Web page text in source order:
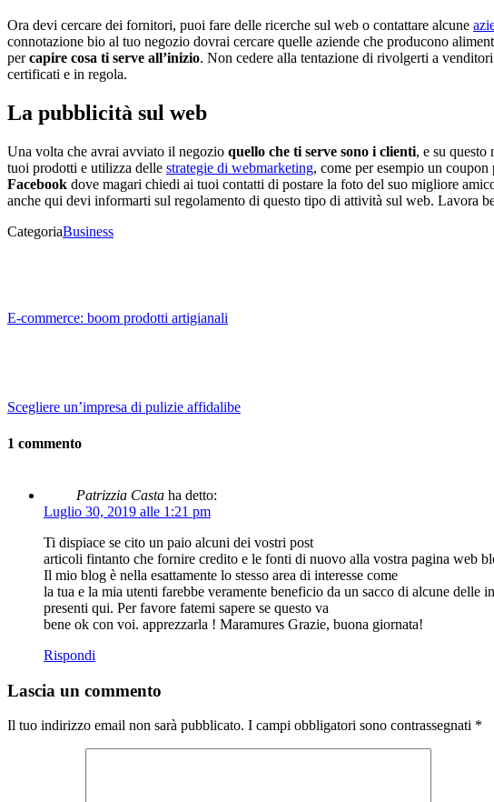
Ora devi cercare dei fornitori, puoi fare delle ricerche sul web o contattare alcune
connotazione bio al tuo negozio dovrai cercare quelle aziende che producono
percapire cosa ti serve all’inizio. Non cedere alla tentazione di rivolgerti a
certificati e in regola.
La pubblicità sul web
Una volta che avrai avviato il negozio quello che ti serve sono i clienti, e su
tuoi prodotti e utilizza delle strategie di webmarketing, come per esempio un
Facebook dove magari chiedi ai tuoi contatti di postare la foto del suo migliore
anche qui devi informarti sul regolamento di questo tipo di attività sul web. Lavora
CategoriaBusiness
E-commerce: boom prodotti artigianali
Scegliere un’impresa di pulizie affidalibe
1 commento
Patrizzia Casta ha detto:
Luglio 30, 2019 alle 1:21 pm
Ti dispiace se cito un paio alcuni dei vostri post
articoli fintanto che fornire credito e le fonti di nuovo alla vostra pagina web
Il mio blog è nella esattamente lo stesso area di interesse come
la tua e la mia utenti farebbe veramente beneficio da un sacco di alcune delle
presenti qui. Per favore fatemi sapere se questo va
bene ok con voi. apprezzarla ! Maramures Grazie, buona giornata!
Rispondi
Lascia un commento
Il tuo indirizzo email non sarà pubblicato. I campi obbligatori sono contrassegnati *